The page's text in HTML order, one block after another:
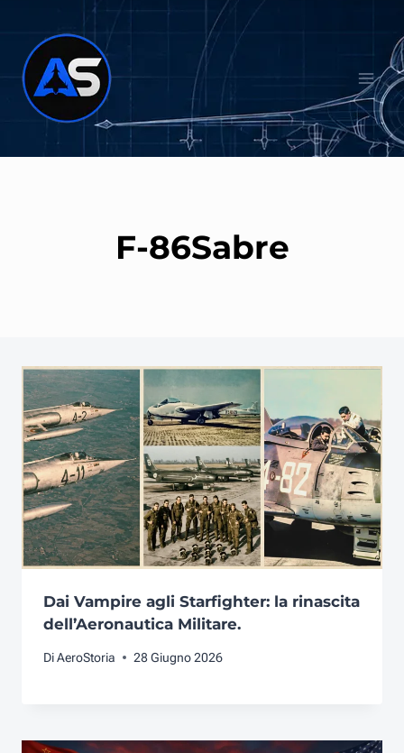
contenuto
F-86Sabre
Dai Vampire agli Starfighter: la rinascita
dell’Aeronautica Militare.
DiAeroStoria 28 Giugno 2026